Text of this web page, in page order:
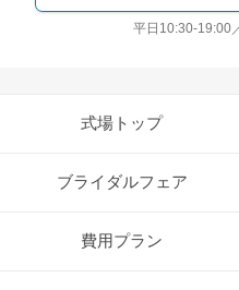
平日10:30-19:00
式場トップ
ブライダルフェア
費用プラン